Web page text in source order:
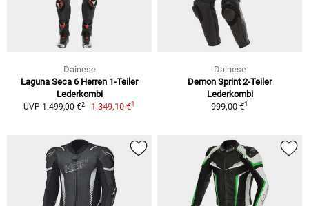
Dainese
Laguna Seca 6 Herren 1-Teiler
Lederkombi
UVP 1.499,00 €2 1.349,10 €1
Dainese
Demon Sprint 2-Teiler
Lederkombi
999,00 €1